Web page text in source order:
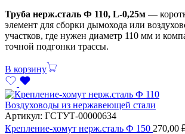
Труба нерж.сталь Ф 110, L-0,25м —
элемент для сборки дымохода или
участков, где нужен диаметр 110 мм и
точной подгонки трассы.
В корзину
Воздуховоды из нержавеющей стали
Артикул: ГСТУТ-00000634
Крепление-хомут нерж.сталь Ф 150 270,00